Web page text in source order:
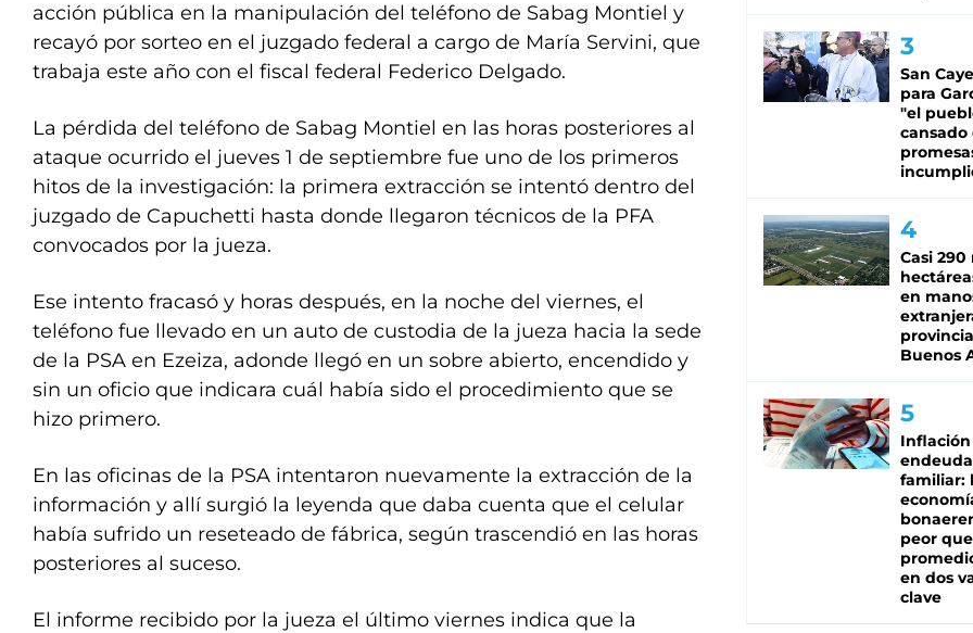
acción pública en la manipulación del teléfono de Sabag Montiel y
recayó por sorteo en el juzgado federal a cargo de María Servini, que
trabaja este año con el fiscal federal Federico Delgado.
La pérdida del teléfono de Sabag Montiel en las horas posteriores al
ataque ocurrido el jueves 1 de septiembre fue uno de los primeros
hitos de la investigación: la primera extracción se intentó dentro del
juzgado de Capuchetti hasta donde llegaron técnicos de la PFA
convocados por la jueza.
Ese intento fracasó y horas después, en la noche del viernes, el
teléfono fue llevado en un auto de custodia de la jueza hacia la sede
de la PSA en Ezeiza, adonde llegó en un sobre abierto, encendido y
sin un oficio que indicara cuál había sido el procedimiento que se
hizo primero.
En las oficinas de la PSA intentaron nuevamente la extracción de la
información y allí surgió la leyenda que daba cuenta que el celular
había sufrido un reseteado de fábrica, según trascendió en las horas
posteriores al suceso.
El informe recibido por la jueza el último viernes indica que la
San
para
"el
cansado
Casi 290
en
Buenos
Inflación
familiar:
peor
en dos
clave